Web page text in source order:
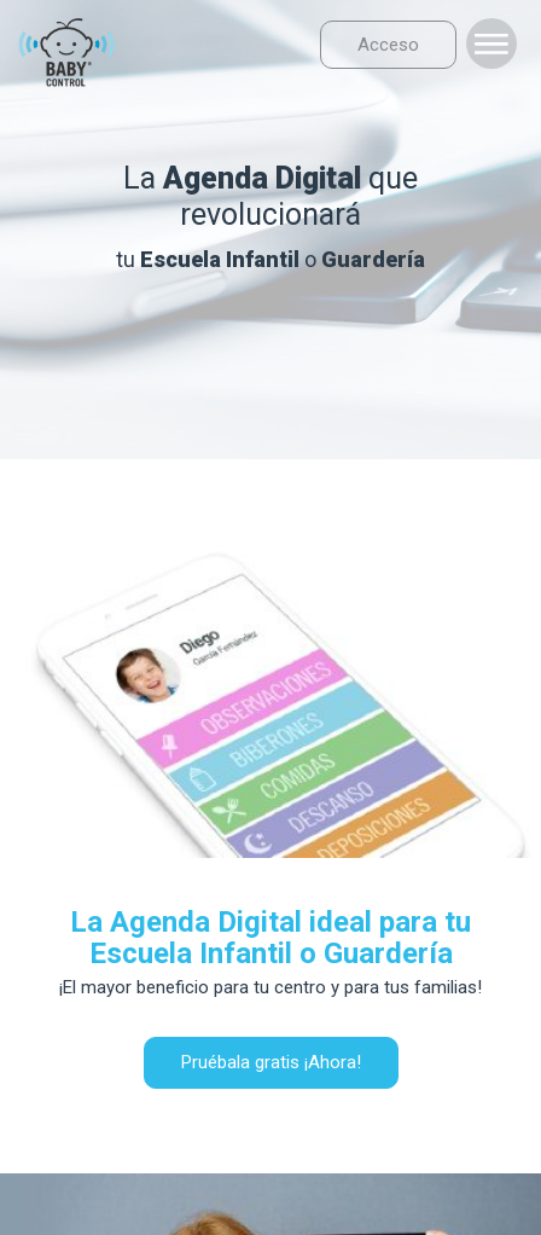
Acceso
LaAgenda Digital que
revolucionará
tu Escuela Infantil o Guardería
La Agenda Digital ideal para tu
Escuela Infantil o Guardería
¡El mayor beneficio para tu centro y para tus familias!
Pruébala gratis ¡Ahora!